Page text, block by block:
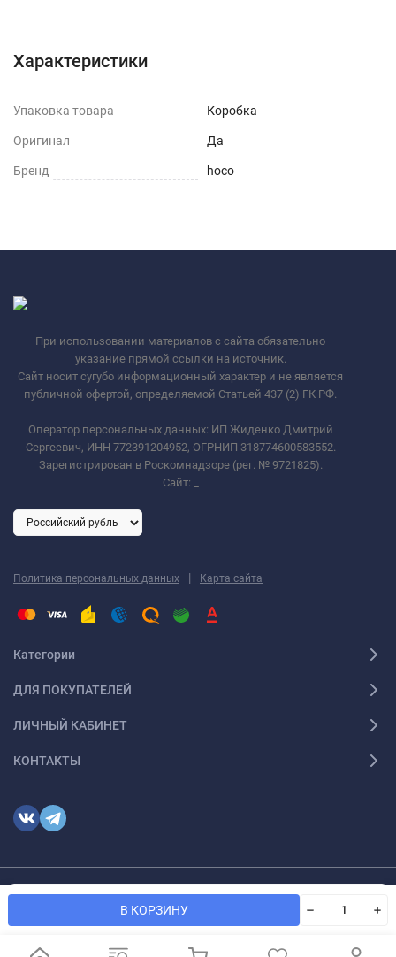
В КОРЗИНУ
Характеристики
Упаковка товара Коробка
Оригинал Да
Бренд hoco
При использовании материалов с сайта обязательно
указание прямой ссылки на источник.
Сайт носит сугубо информационный характер и не является
публичной офертой, определяемой Статьей 437 (2) ГК РФ.
Оператор персональных данных: ИП Жиденко Дмитрий
Сергеевич, ИНН 772391204952, ОГРНИП 318774600583552.
Зарегистрирован в Роскомнадзоре (рег. № 9721825).
Сайт:
Политика персональных данных | Карта сайта
Категории
ДЛЯ ПОКУПАТЕЛЕЙ
ЛИЧНЫЙ КАБИНЕТ
КОНТАКТЫ